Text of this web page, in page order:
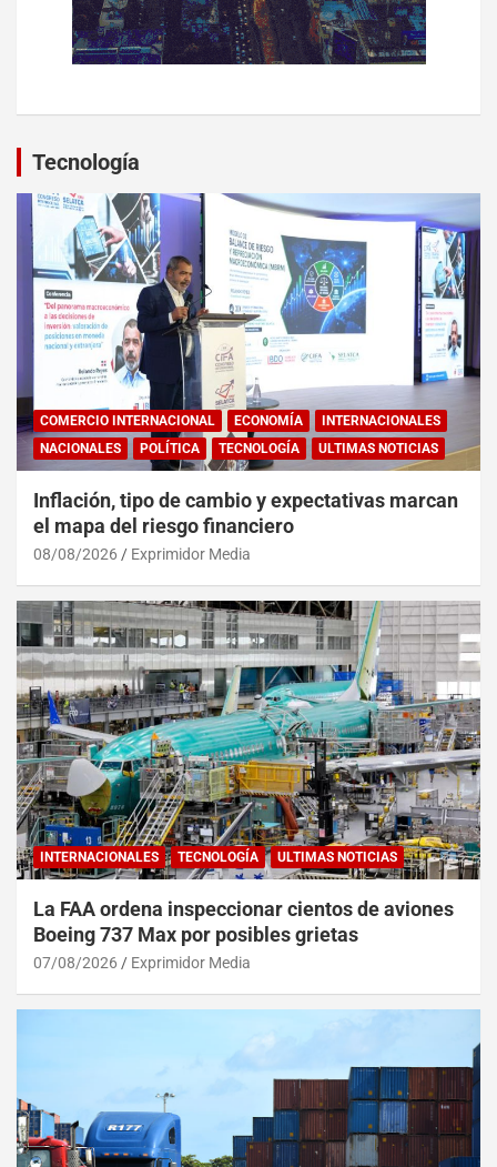
Tecnología
COMERCIO INTERNACIONAL ECONOMÍA
INTERNACIONALES
NACIONALES
POLÍTICA TECNOLOGÍA ULTIMAS NOTICIAS
Inflación, tipo de cambio y expectativas marcan
el mapa del riesgo financiero
08/08/2026 Exprimidor Media
INTERNACIONALES TECNOLOGÍA ULTIMAS NOTICIAS
La FAA ordena inspeccionar cientos de aviones
Boeing 737 Max por posibles grietas
07/08/2026 Exprimidor Media